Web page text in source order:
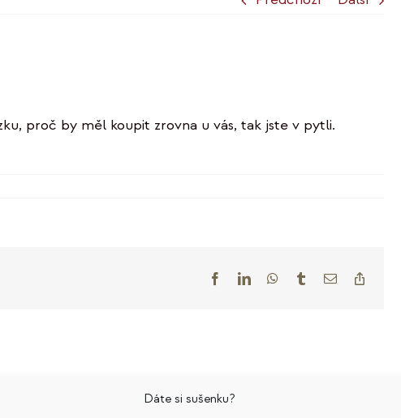
Dáte si sušenku?
proč by měl koupit zrovna u vás, tak jste v pytli.
FacebookLinkedInWhatsApp
TumblrE-
službách. Ve své práci propojuji psychologii, cenotvorbu,